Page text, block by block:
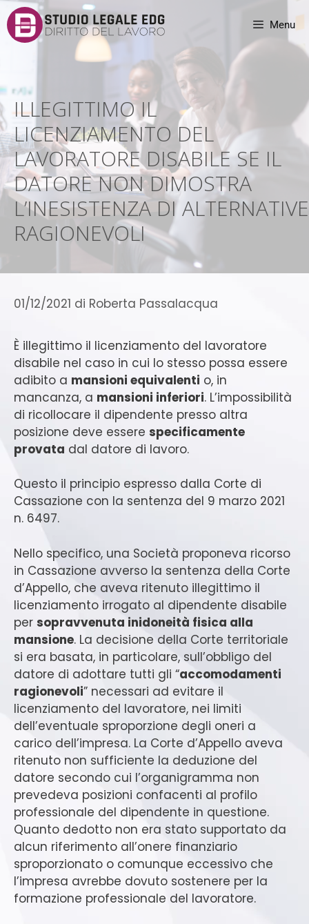
Menu
ILLEGITTIMO IL
LICENZIAMENTO DEL
LAVORATORE DISABILE SE IL
DATORE NON DIMOSTRA
L’INESISTENZA DI ALTERNATIVE
RAGIONEVOLI
01/12/2021 di Roberta Passalacqua
È illegittimo il licenziamento del lavoratore
disabile nel caso in cui lo stesso possa essere
adibito a mansioni equivalenti o, in
mancanza, a mansioni inferiori. L’impossibilità
di ricollocare il dipendente presso altra
posizione deve essere specificamente
provata dal datore di lavoro.
Questo il principio espresso dalla Corte di
Cassazione con la sentenza del 9 marzo 2021
n. 6497.
Nello specifico, una Società proponeva ricorso
in Cassazione avverso la sentenza della Corte
d’Appello, che aveva ritenuto illegittimo il
licenziamento irrogato al dipendente disabile
per sopravvenuta inidoneità fisica alla
mansione. La decisione della Corte territoriale
si era basata, in particolare, sull’obbligo del
datore di adottare tutti gli “accomodamenti
ragionevoli” necessari ad evitare il
licenziamento del lavoratore, nei limiti
dell’eventuale sproporzione degli oneri a
carico dell’impresa. La Corte d’Appello aveva
ritenuto non sufficiente la deduzione del
datore secondo cui l’organigramma non
prevedeva posizioni confacenti al profilo
professionale del dipendente in questione.
Quanto dedotto non era stato supportato da
alcun riferimento all’onere finanziario
sproporzionato o comunque eccessivo che
l’impresa avrebbe dovuto sostenere per la
formazione professionale del lavoratore.